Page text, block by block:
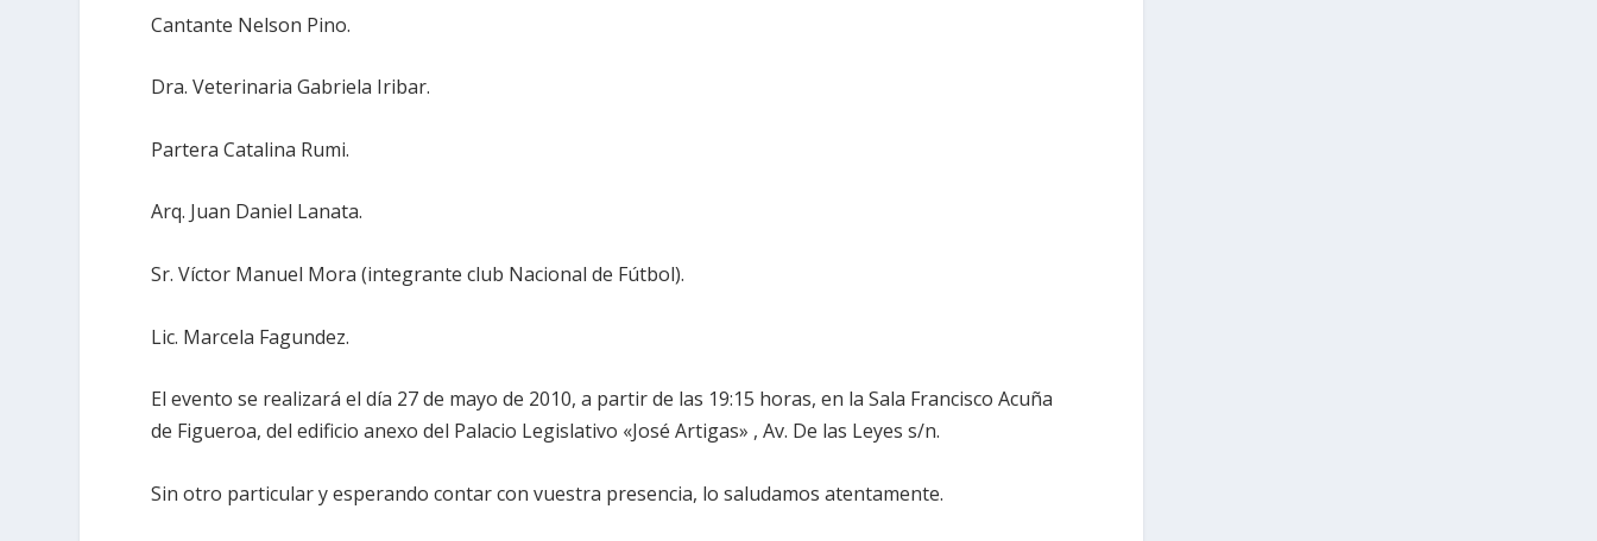
Cantante Nelson Pino.
Dra. Veterinaria Gabriela Iribar.
Partera Catalina Rumi.
Arq. Juan Daniel Lanata.
Sr. Víctor Manuel Mora (integrante club Nacional de Fútbol).
Lic. Marcela Fagundez.
El evento se realizará el día 27 de mayo de 2010, a partir de las 19:15 horas, en la Sala Francisco Acuña
de Figueroa, del edificio anexo del Palacio Legislativo «José Artigas» , Av. De las Leyes s/n.
Sin otro particular y esperando contar con vuestra presencia, lo saludamos atentamente.